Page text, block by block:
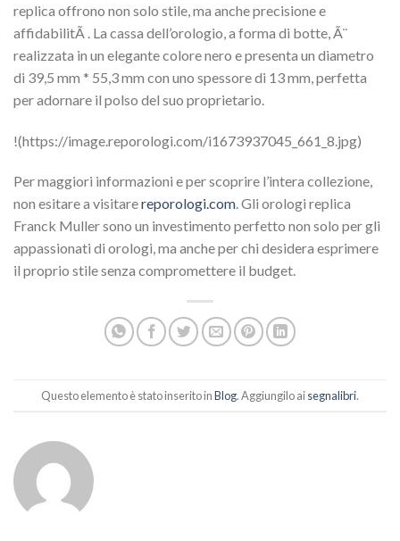
replica offrono non solo stile, ma anche precisione e
affidabilitÃ . La cassa dell’orologio, a forma di botte, Ã¨
realizzata in un elegante colore nero e presenta un diametro
di 39,5 mm * 55,3 mm con uno spessore di 13 mm, perfetta
per adornare il polso del suo proprietario.
!(https://image.reporologi.com/i1673937045_661_8.jpg)
Per maggiori informazioni e per scoprire l’intera collezione,
non esitare a visitarereporologi.com. Gli orologi replica
Franck Muller sono un investimento perfetto non solo per gli
appassionati di orologi, ma anche per chi desidera esprimere
il proprio stile senza compromettere il budget.
Questo elemento è stato inserito inBlog. Aggiungilo aisegnalibri.